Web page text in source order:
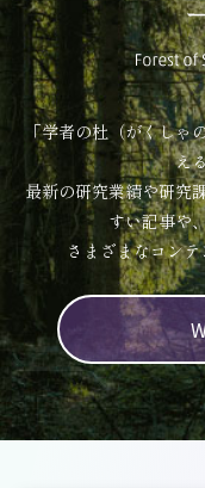
「学者の杜（がくし
え
最新の研究業績や研究
すい記事や
さまざまなコン